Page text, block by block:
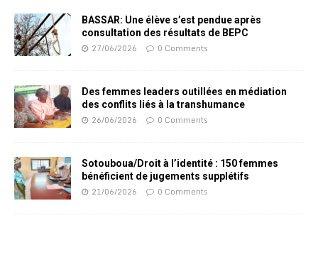
BASSAR: Une élève s’est pendue après
consultation des résultats de BEPC
27/06/2026 0 Comments
Des femmes leaders outillées en médiation
des conflits liés à la transhumance
26/06/2026 0 Comments
Sotouboua/Droit à l’identité : 150 femmes
bénéficient de jugements supplétifs
21/06/2026 0 Comments